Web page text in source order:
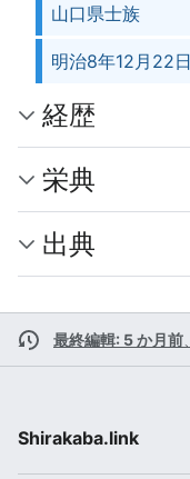
山口県士族
明治8年12月22
経歴
栄典
出典
最終編輯: 5 か月前
Shirakaba.link